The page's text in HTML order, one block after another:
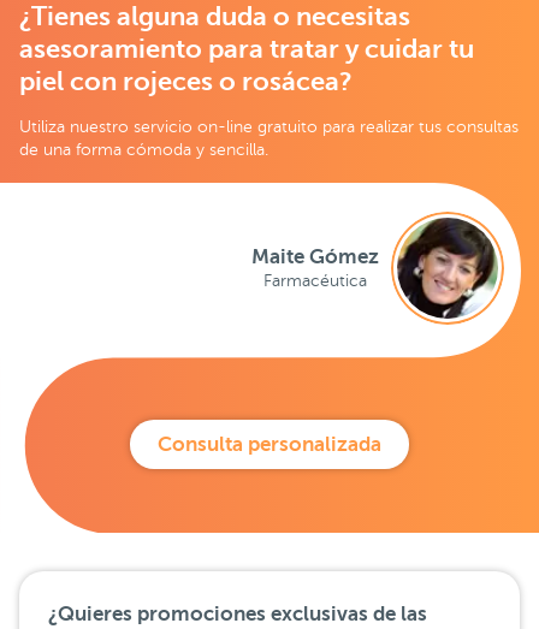
¿Tienes alguna duda o necesitas
asesoramiento para tratar y cuidar tu
piel con rojeces o rosácea?
Utiliza nuestro servicio on-line gratuito para realizar tus consultas
de una forma cómoda y sencilla.
Consulta personalizada
Maite Gómez
Farmacéutica
¿Quieres promociones exclusivas de las